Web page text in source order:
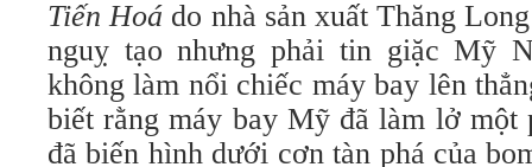
Tiến Hoá do nhà sản xuất Thăng
nguỵ tạo nhưng phải tin giặc Mỹ
không làm nổi chiếc máy bay lên
biết rằng máy bay Mỹ đã làm lở một
đã biến hình dưới cơn tàn phá của